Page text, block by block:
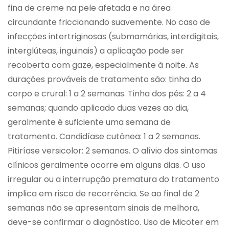
fina de creme na pele afetada e na área
circundante friccionando suavemente. No caso de
infecções intertriginosas (submamárias, interdigitais,
interglúteas, inguinais) a aplicação pode ser
recoberta com gaze, especialmente à noite. As
durações prováveis de tratamento são: tinha do
corpo e crural: 1 a 2 semanas. Tinha dos pés: 2 a 4
semanas; quando aplicado duas vezes ao dia,
geralmente é suficiente uma semana de
tratamento. Candidíase cutânea: 1 a 2 semanas.
Pitiríase versicolor: 2 semanas. O alívio dos sintomas
clínicos geralmente ocorre em alguns dias. O uso
irregular ou a interrupção prematura do tratamento
implica em risco de recorrência. Se ao final de 2
semanas não se apresentam sinais de melhora,
deve-se confirmar o diagnóstico. Uso de Micoter em